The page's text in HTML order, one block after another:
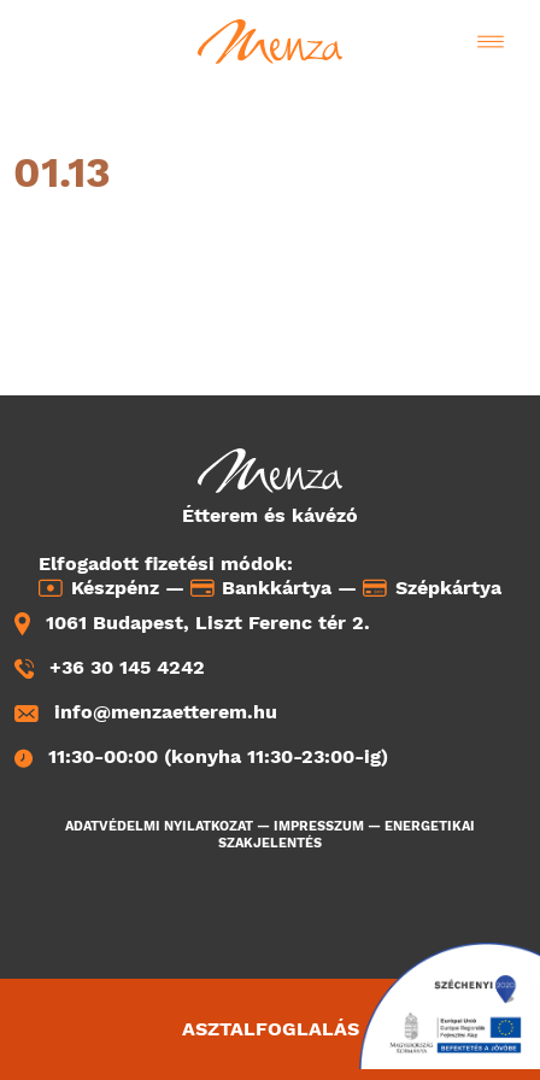
01.13
Étterem és kávézó
Elfogadott fizetési módok:
Készpénz —
Bankkártya —
Szépkártya
1061 Budapest, Liszt Ferenc tér 2.
+36 30 145 4242
info@menzaetterem.hu
11:30-00:00 (konyha 11:30-23:00-ig)
ADATVÉDELMI NYILATKOZAT — IMPRESSZUM — ENERGETIKAI
SZAKJELENTÉS
ASZTALFOGLALÁS